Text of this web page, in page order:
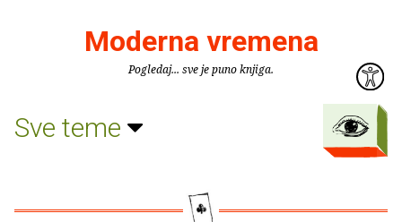
Moderna vremena
Pogledaj... sve je puno knjiga.
Sve teme